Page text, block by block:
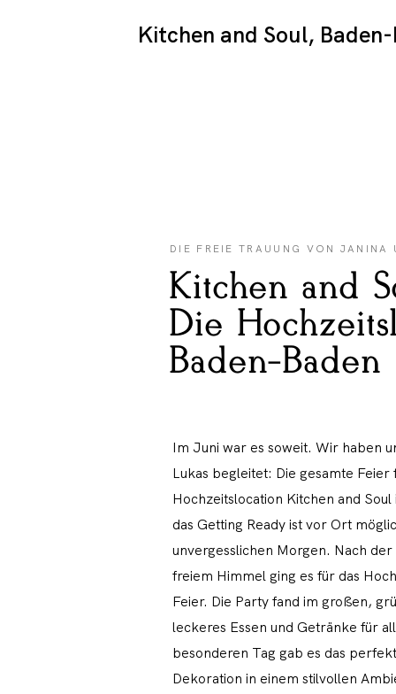
Kitchen and Soul,
DIE FREIE TRAUUNG VON JANINA
Kitchen and
Die
Baden-Baden
Im Juni war es soweit. Wir haben
Lukas begleitet: Die gesamte
Hochzeitslocation Kitchen and
das Getting Ready ist vor Ort
unvergesslichen Morgen. Nach
freiem Himmel ging es für das
Feier. Die Party fand im großen,
leckeres Essen und Getränke für
besonderen Tag gab es das
Dekoration in einem stilvollen